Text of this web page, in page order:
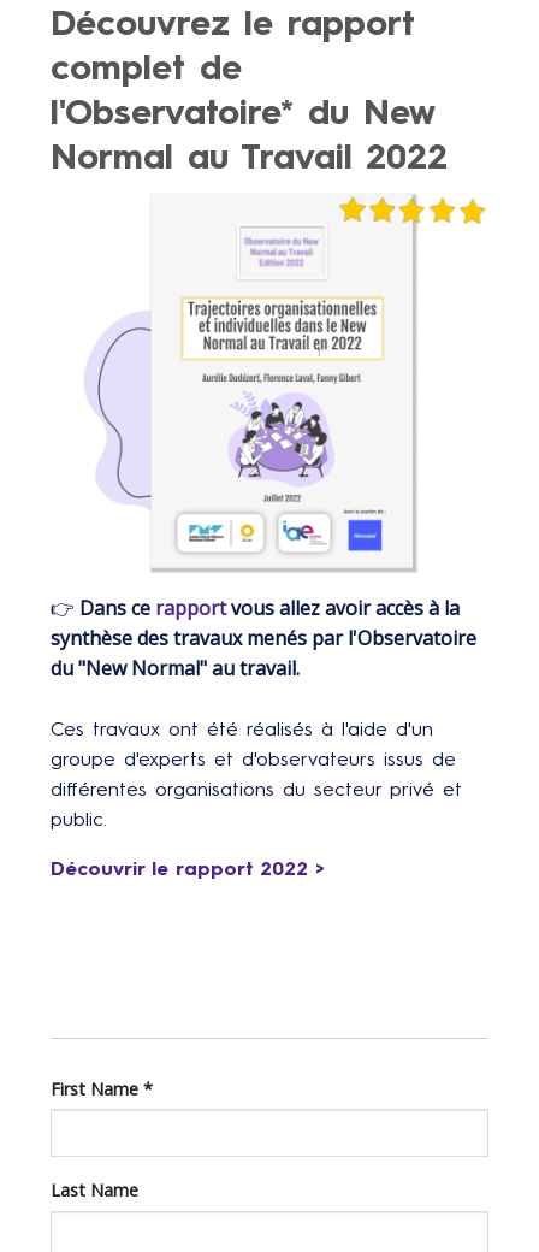
Découvrez le rapport
complet de
l'Observatoire* du New
Normal au Travail 2022
👉 Dans ce rapportvous allez avoir accès à la
synthèse des travaux menés par l'Observatoire
du "New Normal" au travail.
Ces travaux ont été réalisés à l'aide d'un
groupe d'experts et d'observateurs issus de
différentes organisations du secteur privé et
public.
Découvrir le rapport 2022 >
First Name *
Last Name